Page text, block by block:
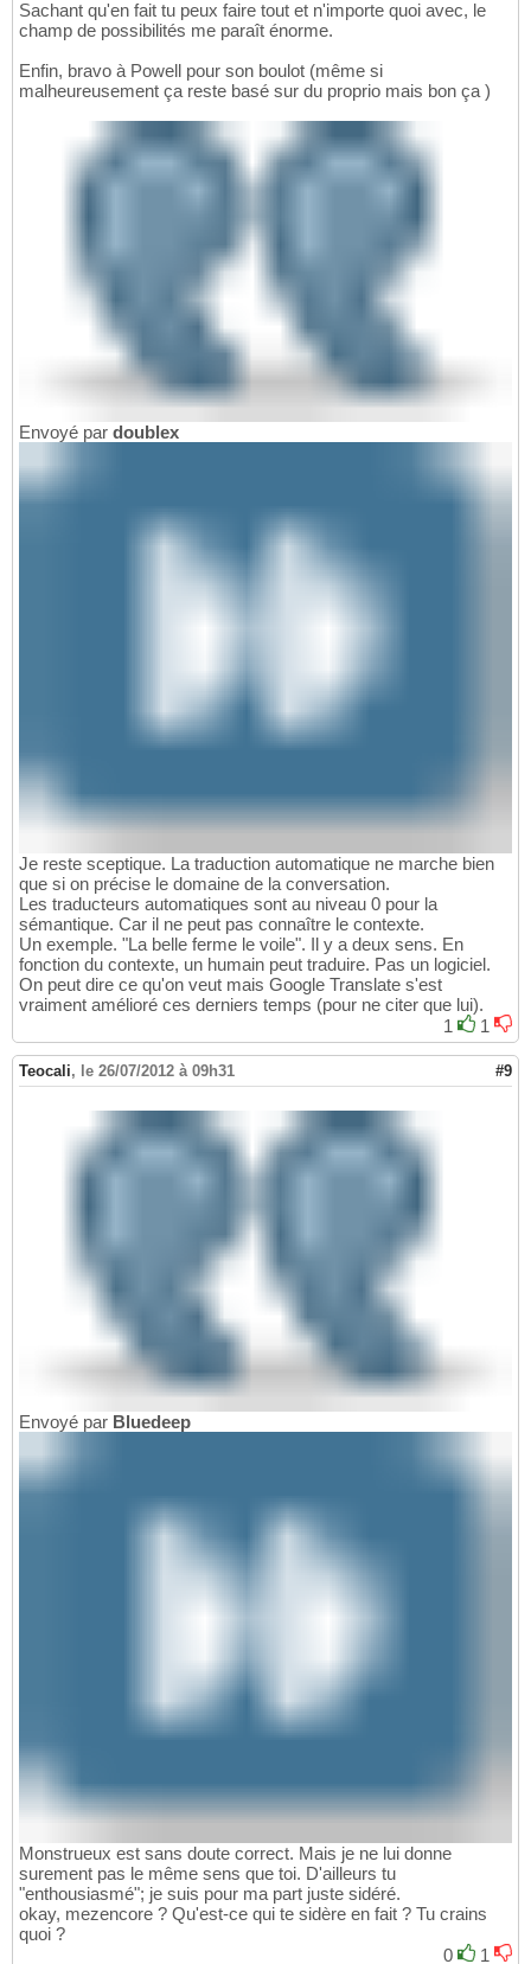
Sachant qu'en fait tu peux faire tout et n'importe quoi avec, le
champ de possibilités me paraît énorme.
Enfin, bravo à Powell pour son boulot (même si
malheureusement ça reste basé sur du proprio mais bon ça )
Envoyé par doublex
Je reste sceptique. La traduction automatique ne marche bien
que si on précise le domaine de la conversation.
Les traducteurs automatiques sont au niveau 0 pour la
sémantique. Car il ne peut pas connaître le contexte.
Un exemple. "La belle ferme le voile". Il y a deux sens. En
fonction du contexte, un humain peut traduire. Pas un logiciel.
On peut dire ce qu'on veut mais Google Translate s'est
vraiment amélioré ces derniers temps (pour ne citer que lui).
1
1
Teocali, le 26/07/2012 à 09h31 #9
Envoyé par Bluedeep
Monstrueux est sans doute correct. Mais je ne lui donne
surement pas le même sens que toi. D'ailleurs tu
"enthousiasmé"; je suis pour ma part juste sidéré.
okay, mezencore ? Qu'est-ce qui te sidère en fait ? Tu crains
quoi ?
0
1